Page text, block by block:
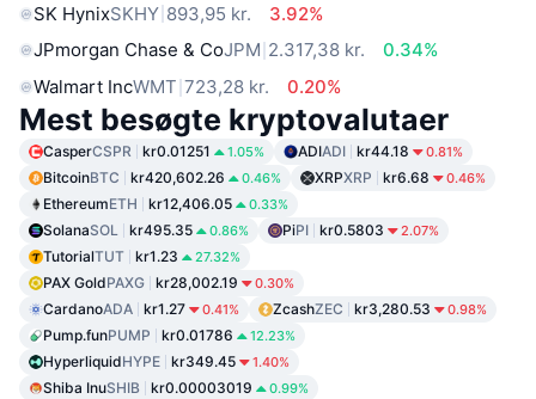
SK HynixSKHY 893,95 kr.
3.92%
JPmorgan Chase & CoJPM 2.317,38 kr.
0.34%
Walmart IncWMT 723,28 kr. 0.20%
Mest besøgte kryptovalutaer
CasperCSPR kr0.01251 1.05% ADIADI kr44.18 0.81%
BitcoinBTC kr420,602.26 0.46% XRPXRP kr6.68 0.46%
EthereumETH kr12,406.05 0.33%
SolanaSOL kr495.35 0.86% PiPI kr0.5803 2.07%
TutorialTUT kr1.23 27.32%
PAX GoldPAXG kr28,002.19 0.30%
CardanoADA kr1.27 0.41% ZcashZEC kr3,280.53 0.98%
Pump.funPUMP kr0.01786 12.23%
HyperliquidHYPE kr349.45 1.40%
Shiba InuSHIB kr0.00003019 0.99%